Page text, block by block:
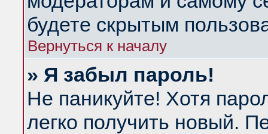
будете скрытым
Вернуться к началу
» Я забыл пароль!
Не паникуйте! Хотя
легко получить новый.